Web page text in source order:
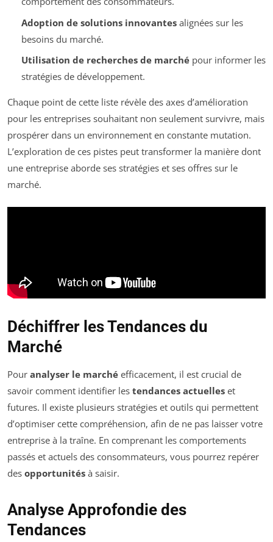
Adoption de solutions innovantesalignées sur les
besoins du marché.
Utilisation de recherches de marchépour informer les
stratégies de développement.
Chaque point de cette liste révèle des axes d’amélioration
pour les entreprises souhaitant non seulement survivre, mais
prospérer dans un environnement en constante mutation.
L’exploration de ces pistes peut transformer la manière dont
une entreprise aborde ses stratégies et ses offres sur le
marché.
Déchiffrer les Tendances du
Marché
Pour analyser le marché efficacement, il est crucial de
savoir comment identifier les tendances actuelles et
futures. Il existe plusieurs stratégies et outils qui permettent
d’optimiser cette compréhension, afin de ne pas laisser votre
entreprise à la traîne. En comprenant les comportements
passés et actuels des consommateurs, vous pourrez repérer
des opportunités à saisir.
Analyse Approfondie des
Tendances